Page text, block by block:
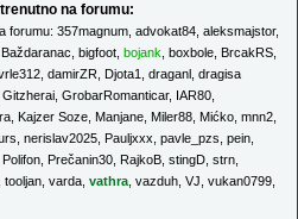
na forumu:
forumu: 357magnum advokat84 aleksmajstor,
Baždaranac bigfoot bojank boxbole BrcakRS
damirZR Djota1 draganl dragisa
Gitzherai GrobarRomanticar, IAR80
Kajzer Soze Manjane Miler88 Mićko mnn2
nerislav2025 Pauljxxx pavle_pzs pein
Polifon Prečanin30 RajkoB stingD strn
tooljan varda vathra vazduh VJ vukan0799